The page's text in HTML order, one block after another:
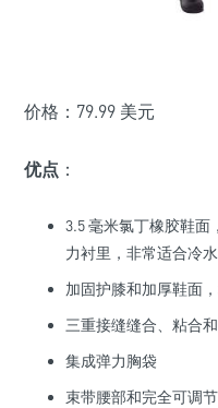
价格：79.99 美元
优点 ：
3.5 毫米氯丁橡胶鞋
力衬里，非常适合冷
加固护膝和加厚鞋面
三重接缝缝合、粘合
集成弹力胸袋
束带腰部和完全可调